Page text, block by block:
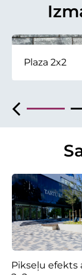
Plaza 2x2
Pikseļu efekts